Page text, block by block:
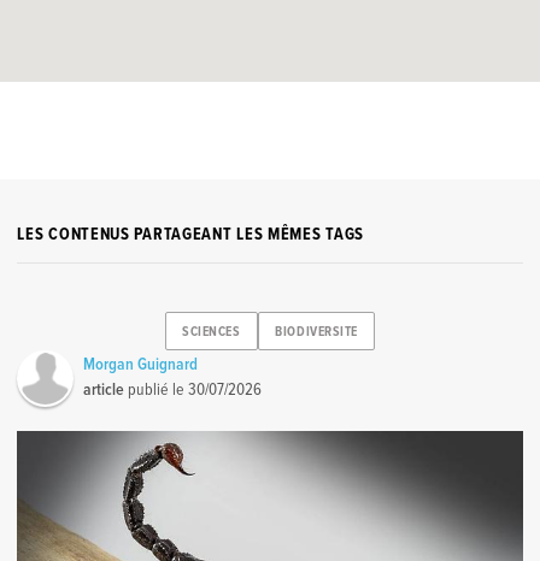
LES CONTENUS PARTAGEANT LES MÊMES TAGS
SCIENCES BIODIVERSITE
Morgan Guignard
article publié le30/07/2026